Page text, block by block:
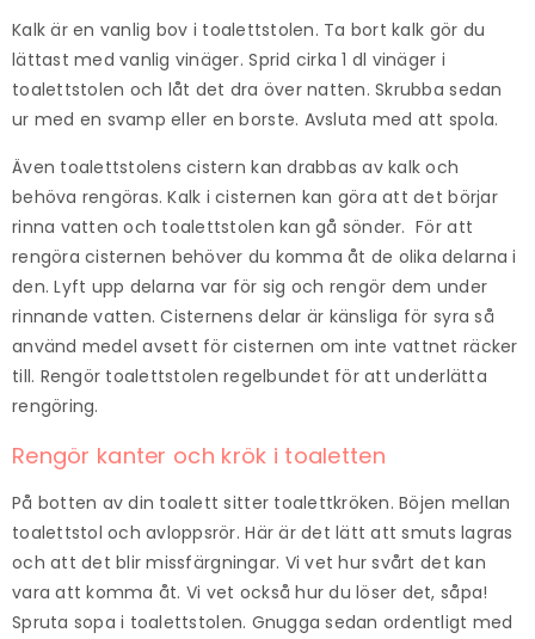
Kalk är en vanlig bov i toalettstolen. Ta bort kalk gör du
lättast med vanlig vinäger. Sprid cirka 1 dl vinäger i
toalettstolen och låt det dra över natten. Skrubba sedan
ur med en svamp eller en borste. Avsluta med att spola.
Även toalettstolens cistern kan drabbas av kalk och
behöva rengöras. Kalk i cisternen kan göra att det börjar
rinna vatten och toalettstolen kan gå sönder. För att
rengöra cisternen behöver du komma åt de olika delarna i
den. Lyft upp delarna var för sig och rengör dem under
rinnande vatten. Cisternens delar är känsliga för syra så
använd medel avsett för cisternen om inte vattnet räcker
till. Rengör toalettstolen regelbundet för att underlätta
rengöring.
Rengör kanter och krök i toaletten
På botten av din toalett sitter toalettkröken. Böjen mellan
toalettstol och avloppsrör. Här är det lätt att smuts lagras
och att det blir missfärgningar. Vi vet hur svårt det kan
vara att komma åt. Vi vet också hur du löser det, såpa!
Spruta sopa i toalettstolen. Gnugga sedan ordentligt med